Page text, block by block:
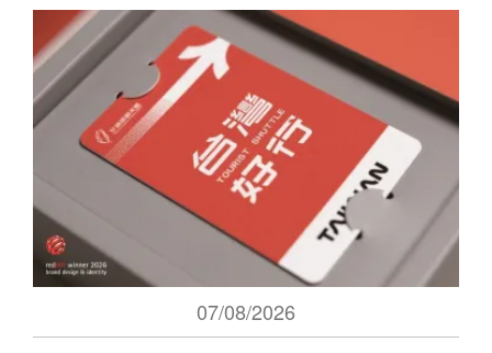
07/08/2026